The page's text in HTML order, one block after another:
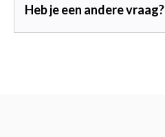
Heb je een andere vraag?